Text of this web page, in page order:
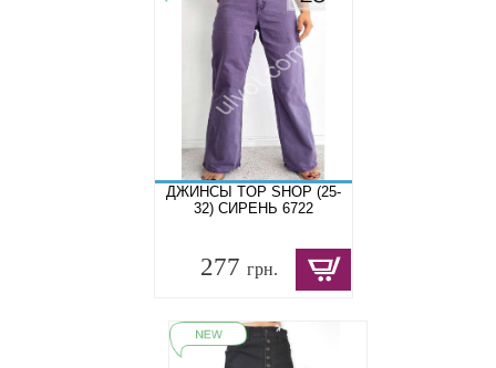
ДЖИНСЫ TOP SHOP (25-
32) СИРЕНЬ 6722
277 грн.